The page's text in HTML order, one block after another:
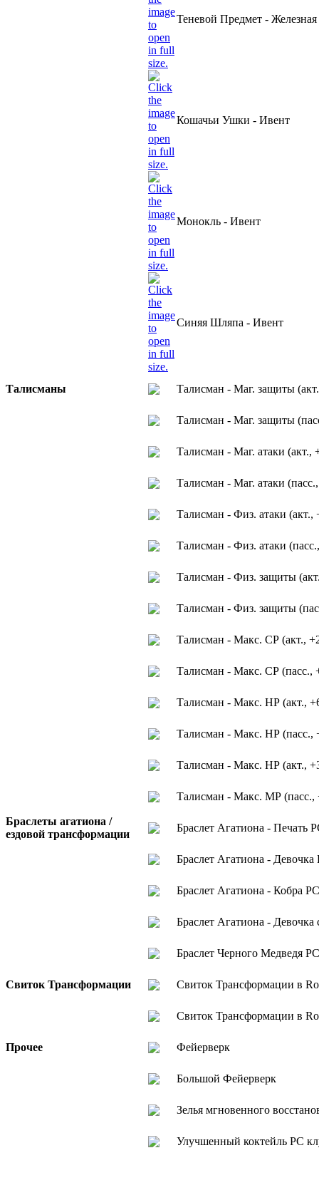
Теневой Предмет -
Кошачьи Ушки - Ивент
Монокль - Ивент
Синяя Шляпа - Ивент
Талисманы Талисман - Маг. защиты
Талисман - Маг. защиты
Талисман - Маг. атаки (акт.,
Талисман - Маг. атаки
Талисман - Физ. атаки (акт.,
Талисман - Физ. атаки
Талисман - Физ. защиты
Талисман - Физ. защиты
Талисман - Макс. СР (акт.,
Талисман - Макс. СР (пасс.,
Талисман - Макс. НР (акт.,
Талисман - Макс. НР (пасс.,
Талисман - Макс. НР (акт.,
Талисман - Макс. МР (пасс.,
Браслеты агатиона /
ездовой трансформации
Браслет Агатиона - Печать
Браслет Агатиона -
Браслет Агатиона - Кобра
Браслет Агатиона -
Браслет Черного Медведя
Свиток Трансформации Свиток Трансформации в
Свиток Трансформации в
Прочее Фейерверк
Большой Фейерверк
Зелья мгновенного
Улучшенный коктейль РС